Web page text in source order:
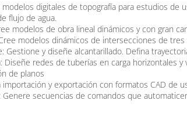
digitales de topografía para estudios de
flujo de agua.
modelos de obra lineal dinámicos y con gran
modelos dinámicos de intersecciones de
Gestione y diseñe alcantarillado. Defina
Diseñe redes de tuberías en carga horizontales y
de planos
y exportación con formatos CAD de
secuencias de comandos que